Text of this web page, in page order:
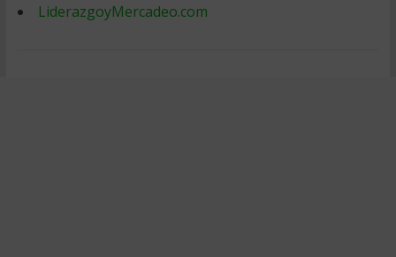
LiderazgoyMercadeo.com